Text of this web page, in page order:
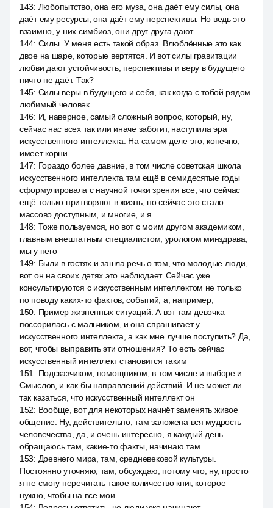
143: Любопытство, она его муза, она даёт ему силы, она
даёт ему ресурсы, она даёт ему перспективы. Но ведь это
взаимно, у них симбиоз, они друг друга дают.
144: Силы. У меня есть такой образ. Влюблённые это как
двое на шаре, которые вертятся. И вот силы гравитации
любви дают устойчивость, перспективы и веру в будущего
ничто не даёт. Так?
145: Силы веры в будущего и себя, как когда с тобой рядом
любимый человек.
146: И, наверное, самый сложный вопрос, который, ну,
сейчас нас всех так или иначе заботит, наступила эра
искусственного интеллекта. На самом деле это, конечно,
имеет корни.
147: Гораздо более давние, в том числе советская школа
искусственного интеллекта там ещё в семидесятые годы
сформулировала с научной точки зрения все, что сейчас
ещё только притворяют в жизнь, но сейчас это стало
массово доступным, и многие, и я
148: Тоже пользуемся, но вот с моим другом академиком,
главным внештатным специалистом, урологом минздрава,
мы у него
149: Были в гостях и зашла речь о том, что молодые люди,
вот он на своих детях это наблюдает. Сейчас уже
консультируются с искусственным интеллектом не только
по поводу каких-то фактов, событий, а, например,
150: Пример жизненных ситуаций. А вот там девочка
поссорилась с мальчиком, и она спрашивает у
искусственного интеллекта, а как мне лучше поступить? Да,
вот, чтобы выправить эти отношения? То есть сейчас
искусственный интеллект становится таким
151 : Подсказчиком, помощником, в том числе и выборе и
Смыслов, и как бы направлений действий. И не может ли
так казаться, что искусственный интеллект он
152: Вообще, вот для некоторых начнёт заменять живое
общение. Ну, действительно, там заложена вся мудрость
человечества, да, и очень интересно, я каждый день
обращаюсь там, какие-то факты, начинаю там.
153: Древнего мира, там, средневековой культуры.
Постоянно уточняю, там, обсуждаю, потому что, ну, просто
я не смогу перечитать такое количество книг, которое
нужно, чтобы на все мои